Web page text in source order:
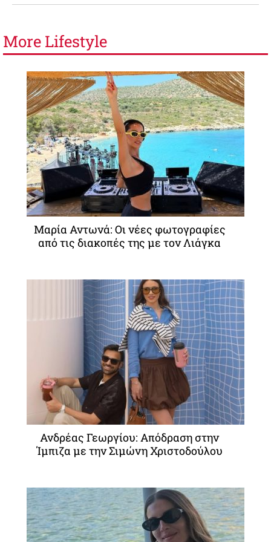
More Lifestyle
Μαρία Αντωνά: Οι νέες φωτογραφίες
από τις διακοπές της με τον Λιάγκα
Ανδρέας Γεωργίου: Απόδραση στην
Ίμπιζα με την Σιμώνη Χριστοδούλου